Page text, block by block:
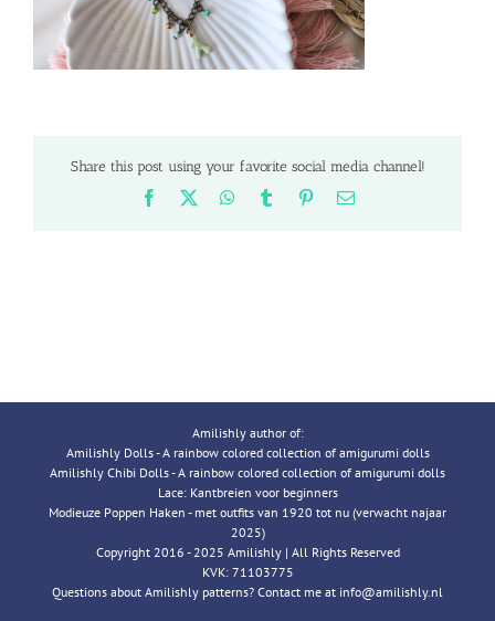
Share this post using your favorite social media channel!
Facebook WhatsApp
Tumblr PinterestEmail
Amilishly author of:
Amilishly Dolls - A rainbow colored collection of amigurumi dolls
Amilishly Chibi Dolls - A rainbow colored collection of amigurumi dolls
Lace: Kantbreien voor beginners
Modieuze Poppen Haken - met outfits van 1920 tot nu (verwacht najaar
2025)
Copyright 2016 - 2025 Amilishly | All Rights Reserved
KVK: 71103775
Questions about Amilishly patterns? Contact me at info@amilishly.nl